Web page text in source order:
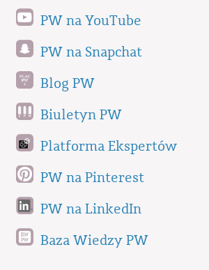
PW na YouTube
PW na Snapchat
Blog PW
Biuletyn PW
Platforma Ekspertów
PW na Pinterest
PW na LinkedIn
Baza Wiedzy PW